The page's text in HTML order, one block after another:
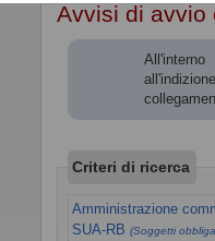
Avvisi di avvio
Criteri di ricerca
Amministrazione
SUA-RB(Soggetti